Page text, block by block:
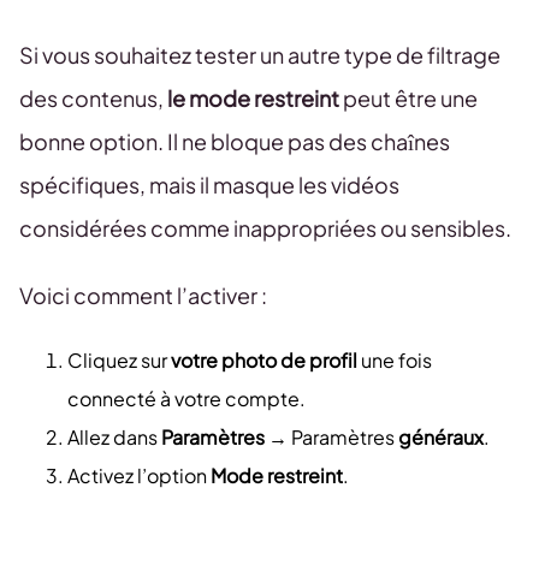
Si vous souhaitez tester un autre type de filtrage
des contenus, le mode restreintpeut être une
bonne option. Il ne bloque pas des chaînes
spécifiques, mais il masque les vidéos
considérées comme inappropriées ou sensibles.
Voici comment l’activer :
Cliquez survotre photo de profilune fois
connecté à votre compte.
Allez dansParamètres → Paramètresgénéraux.
Activez l’optionMode restreint.